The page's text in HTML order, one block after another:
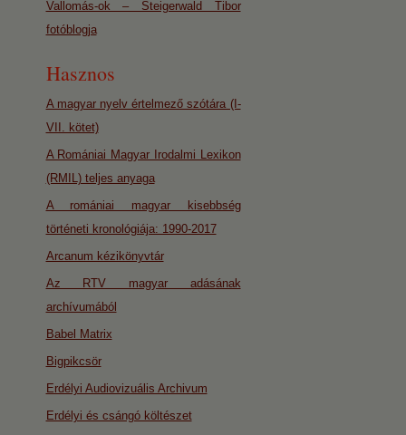
Vallomás-ok – Steigerwald Tibor
fotóblogja
Hasznos
A magyar nyelv értelmező szótára (I-
VII. kötet)
A Romániai Magyar Irodalmi Lexikon
(RMIL) teljes anyaga
A romániai magyar kisebbség
történeti kronológiája: 1990-2017
Arcanum kézikönyvtár
Az RTV magyar adásának
archívumából
Babel Matrix
Bigpikcsör
Erdélyi Audiovizuális Archivum
Erdélyi és csángó költészet